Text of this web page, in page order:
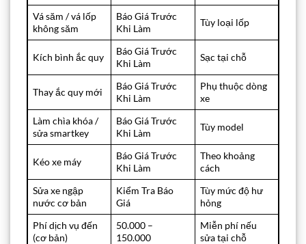
Vá săm / vá lốp
không săm
Báo Giá Trước
Khi Làm
Tùy loại lốp
Kích bình ắc quy
Báo Giá Trước
Khi Làm
Sạc tại chỗ
Thay ắc quy mới
Báo Giá Trước
Khi Làm
Phụ thuộc dòng
xe
Làm chìa khóa /
sửa smartkey
Báo Giá Trước
Khi Làm
Tùy model
Kéo xe máy
Báo Giá Trước
Khi Làm
Theo khoảng
cách
Sửa xe ngập
nước cơ bản
Kiểm Tra Báo
Giá
Tùy mức độ hư
hỏng
Phí dịch vụ đến
(cơ bản)
50.000 –
150.000
Miễn phí nếu
sửa tại chỗ